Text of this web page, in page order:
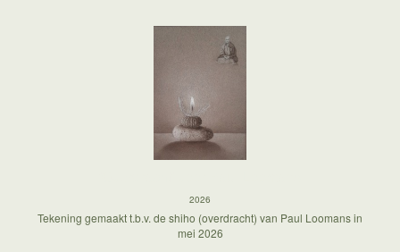
2026
Tekening gemaakt t.b.v. de shiho (overdracht) van Paul Loomans in
mei 2026